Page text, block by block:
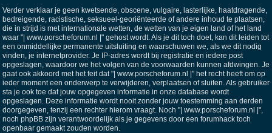
Verder verklaar je geen kwetsende, obscene, vulgaire, lasterlijke, haatdragende,
bedreigende, racistische, seksueel-georiënteerde of andere inhoud te plaatsen,
die in strijd is met internationale wetten, de wetten van je eigen land of het land
waar "| www.porscheforum.nl |" gehost wordt. Als je dit toch doet, kan dit leiden tot
een onmiddellijke permanente uitsluiting en waarschuwen we, als we dit nodig
vinden, je internetprovider. Je IP-adres wordt bij registratie en iedere post
opgeslagen, waardoor we het volgen van de voorwaarden kunnen afdwingen. Je
gaat ook akkoord met het feit dat "| www.porscheforum.nl |" het recht heeft om op
ieder moment een onderwerp te verwijderen, verplaatsen of sluiten. Als gebruiker
sta je ook toe dat jouw opgegeven informatie in onze database wordt
opgeslagen. Deze informatie wordt nooit zonder jouw toestemming aan derden
doorgegeven, tenzij een rechter hierom vraagt. Noch "| www.porscheforum.nl |",
noch phpBB zijn verantwoordelijk als je gegevens door een forumhack toch
openbaar gemaakt zouden worden.